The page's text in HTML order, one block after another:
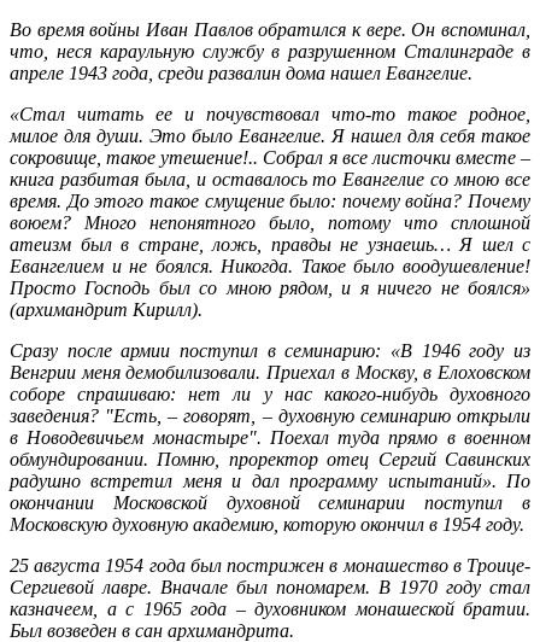
Во время войны Иван Павлов обратился к вере. Он вспоминал,
что, неся караульную службу в разрушенном Сталинграде в
апреле 1943 года, среди развалин дома нашел Евангелие.
«Стал читать ее и почувствовал что-то такое родное,
милое для души. Это было Евангелие. Я нашел для себя такое
сокровище, такое утешение!.. Собрал я все листочки вместе –
книга разбитая была, и оставалось то Евангелие со мною все
время. До этого такое смущение было: почему война? Почему
воюем? Много непонятного было, потому что сплошной
атеизм был в стране, ложь, правды не узнаешь… Я шел с
Евангелием и не боялся. Никогда. Такое было воодушевление!
Просто Господь был со мною рядом, и я ничего не боялся»
(архимандрит Кирилл).
Сразу после армии поступил в семинарию: «В 1946 году из
Венгрии меня демобилизовали. Приехал в Москву, в Елоховском
соборе спрашиваю: нет ли у нас какого-нибудь духовного
заведения? "Есть, – говорят, – духовную семинарию открыли
в Новодевичьем монастыре". Поехал туда прямо в военном
обмундировании. Помню, проректор отец Сергий Савинских
радушно встретил меня и дал программу испытаний». По
окончании Московской духовной семинарии поступил в
Московскую духовную академию, которую окончил в 1954 году.
25 августа 1954 года был пострижен в монашество в Троице-
Сергиевой лавре. Вначале был пономарем. В 1970 году стал
казначеем, а с 1965 года – духовником монашеской братии.
Был возведен в сан архимандрита.